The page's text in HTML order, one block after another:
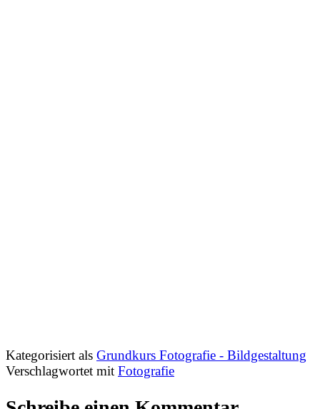
Kategorisiert als Grundkurs Fotografie - Bildgestaltung
Verschlagwortet mit Fotografie